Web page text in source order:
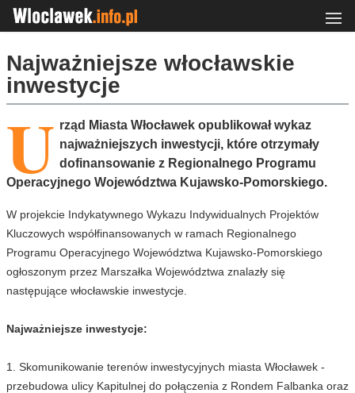
Najważniejsze włocławskie
inwestycje
U rząd Miasta Włocławek opublikował wykaz
najważniejszych inwestycji, które otrzymały
dofinansowanie z Regionalnego Programu
Operacyjnego Województwa Kujawsko-Pomorskiego.
W projekcie Indykatywnego Wykazu Indywidualnych Projektów
Kluczowych współfinansowanych w ramach Regionalnego
Programu Operacyjnego Województwa Kujawsko-Pomorskiego
ogłoszonym przez Marszałka Województwa znalazły się
następujące włocławskie inwestycje.
Najważniejsze inwestycje:
1. Skomunikowanie terenów inwestycyjnych miasta Włocławek -
przebudowa ulicy Kapitulnej do połączenia z Rondem Falbanka oraz